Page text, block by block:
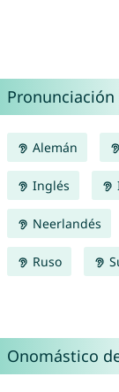
Pronunciación
Alemán
Inglés
Neerlandés
Ruso
Onomástico